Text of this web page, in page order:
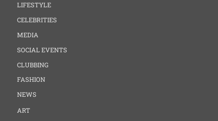
LIFESTYLE
CELEBRITIES
MEDIA
SOCIAL EVENTS
CLUBBING
FASHION
NEWS
ART